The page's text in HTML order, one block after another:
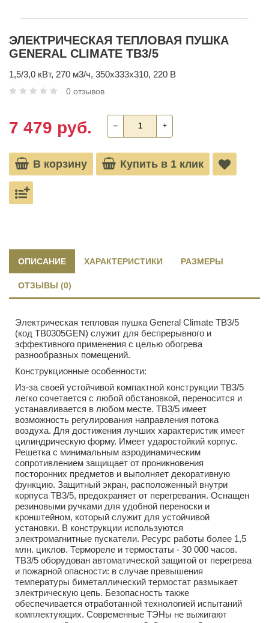
ЭЛЕКТРИЧЕСКАЯ ТЕПЛОВАЯ ПУШКА
GENERAL CLIMATE ТВ3/5
1,5/3,0 кВт, 270 м3/ч, 350х333х310, 220 В
0 отзывов
7 479 руб. ‒ +
В корзину Купить в 1 клик
ОПИСАНИЕ ХАРАКТЕРИСТИКИ РАЗМЕРЫ
ОТЗЫВЫ (0)
Электрическая тепловая пушка General Climate ТВ3/5
(код ТВ0305GEN) служит для беспрерывного и
эффективного применения с целью обогрева
разнообразных помещений.
Конструкционные особенности:
Из-за своей устойчивой компактной конструкции ТВ3/5
легко сочетается с любой обстановкой, переносится и
устанавливается в любом месте. ТВ3/5 имеет
возможность регулирования направления потока
воздуха. Для достижения лучших характеристик имеет
цилиндрическую форму. Имеет ударостойкий корпус.
Решетка с минимальным аэродинамическим
сопротивлением защищает от проникновения
посторонних предметов и выполняет декоративную
функцию. Защитный экран, расположенный внутри
корпуса ТВ3/5, предохраняет от перегревания. Оснащен
резиновыми ручками для удобной переноски и
кронштейном, который служит для устойчивой
установки. В конструкции используются
электромагнитные пускатели. Ресурс работы более 1,5
млн. циклов. Термореле и термостаты - 30 000 часов.
ТВ3/5 оборудован автоматической защитой от перегрева
и пожарной опасности: в случае превышения
температуры биметаллический термостат размыкает
электрическую цепь. Безопасность также
обеспечивается отработанной технологией испытаний
комплектующих. Современные ТЭНы не выжигают